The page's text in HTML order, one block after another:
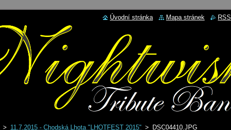
> 11.7.2015 - Chodská Lhota "LHOTFEST 2015" > DSC04410.JPG
Úvodní stránka Mapa stránek RSS